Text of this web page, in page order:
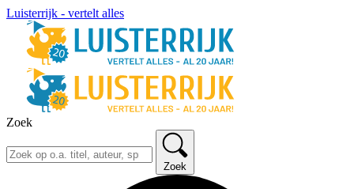
Luisterrijk - vertelt alles
Zoek
Zoek